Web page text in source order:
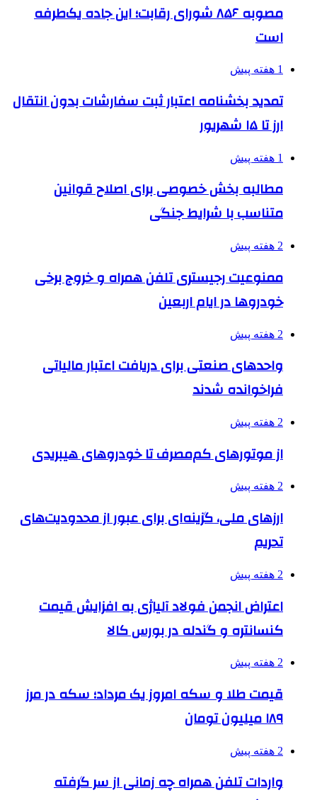
مصوبه ۸۵۶ شورای رقابت؛ این جاده یک‌طرفه
است
1 هفته پیش
تمدید بخشنامه اعتبار ثبت سفارشات بدون انتقال
ارز تا ۱۵ شهریور
1 هفته پیش
مطالبه بخش خصوصی برای اصلاح قوانین
متناسب با شرایط جنگی
2 هفته پیش
ممنوعیت رجیستری تلفن همراه و خروج برخی
خودروها در ایام اربعین
2 هفته پیش
واحدهای صنعتی برای دریافت اعتبار مالیاتی
فراخوانده شدند
2 هفته پیش
از موتورهای کم‌مصرف تا خودروهای هیبریدی
2 هفته پیش
ارزهای ملی، گزینه‌ای برای عبور از محدودیت‌های
تحریم
2 هفته پیش
اعتراض انجمن فولاد آلیاژی به افزایش قیمت
کنسانتره و گندله در بورس کالا
2 هفته پیش
قیمت طلا و سکه امروز یک مرداد؛ سکه در مرز
۱۸۹ میلیون تومان
2 هفته پیش
واردات تلفن همراه چه زمانی از سر گرفته